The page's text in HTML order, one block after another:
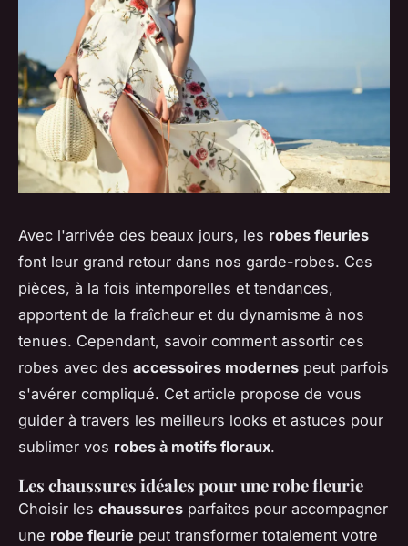
Avec l'arrivée des beaux jours, les robes fleuries
font leur grand retour dans nos garde-robes. Ces
pièces, à la fois intemporelles et tendances,
apportent de la fraîcheur et du dynamisme à nos
tenues. Cependant, savoir comment assortir ces
robes avec des accessoires modernes peut parfois
s'avérer compliqué. Cet article propose de vous
guider à travers les meilleurs looks et astuces pour
sublimer vos robes à motifs floraux.
Les chaussures idéales pour une robe fleurie
Choisir les chaussures parfaites pour accompagner
une robe fleurie peut transformer totalement votre